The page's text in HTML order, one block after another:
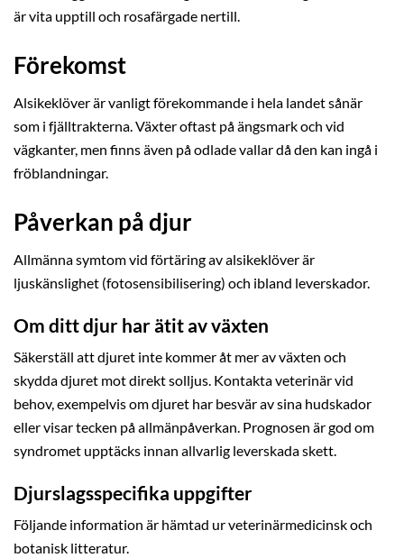
är vita upptill och rosafärgade nertill.
Förekomst
Alsikeklöver är vanligt förekommande i hela landet sånär
som i fjälltrakterna. Växter oftast på ängsmark och vid
vägkanter, men finns även på odlade vallar då den kan ingå i
fröblandningar.
Påverkan på djur
Allmänna symtom vid förtäring av alsikeklöver är
ljuskänslighet (fotosensibilisering) och ibland leverskador.
Om ditt djur har ätit av växten
Säkerställ att djuret inte kommer åt mer av växten och
skydda djuret mot direkt solljus. Kontakta veterinär vid
behov, exempelvis om djuret har besvär av sina hudskador
eller visar tecken på allmänpåverkan. Prognosen är god om
syndromet upptäcks innan allvarlig leverskada skett.
Djurslagsspecifika uppgifter
Följande information är hämtad ur veterinärmedicinsk och
botanisk litteratur.